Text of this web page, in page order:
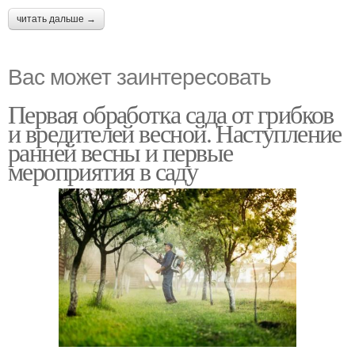
читать дальше →
Вас может заинтересовать
Первая обработка сада от грибков
и вредителей весной. Наступление
ранней весны и первые
мероприятия в саду